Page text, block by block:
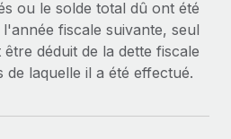
ou le solde total dû ont été
fiscale suivante, seul
déduit de la dette fiscale
laquelle il a été effectué.